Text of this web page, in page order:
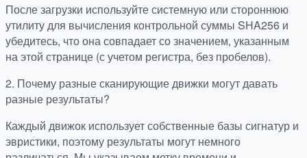
После загрузки используйте системную или стороннюю
утилиту для вычисления контрольной суммы SHA256 и
убедитесь, что она совпадает со значением, указанным
на этой странице (с учетом регистра, без пробелов).
2. Почему разные сканирующие движки могут давать
разные результаты?
Каждый движок использует собственные базы сигнатур и
эвристики, поэтому результаты могут немного